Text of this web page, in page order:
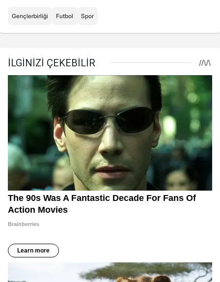
Gençlerbirliği Futbol Spor